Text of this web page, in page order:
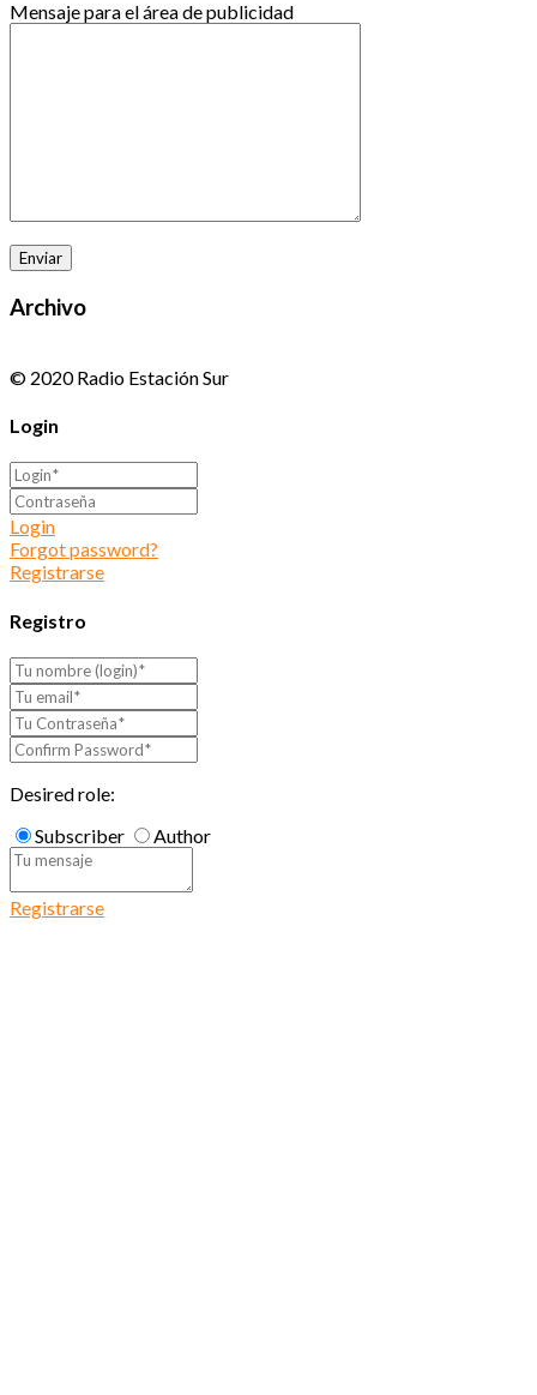
Mensaje para el área de publicidad
Archivo
© 2020 Radio Estación Sur
Login
Login
Forgot password?
Registrarse
Registro
Desired role:
Subscriber
Author
Registrarse